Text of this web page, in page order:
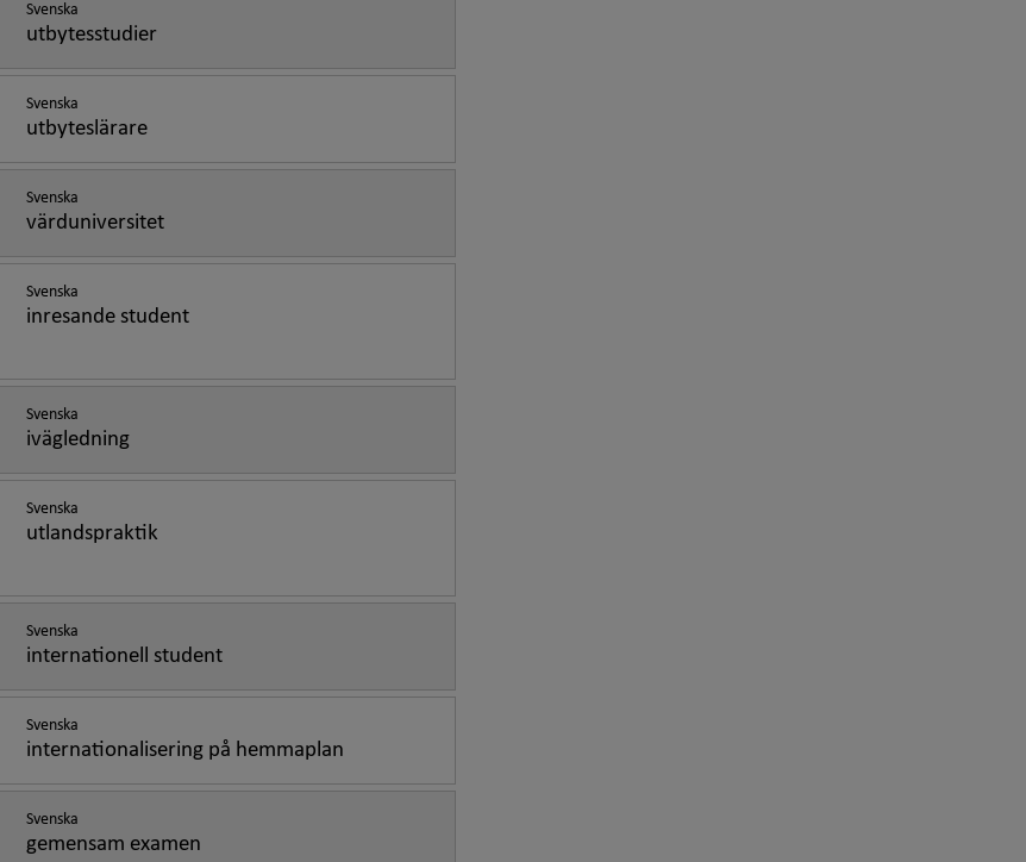
Svenska
utbytesstudier
Svenska
utbyteslärare
Svenska
värduniversitet
Svenska
inresande student
Svenska
ivägledning
Svenska
utlandspraktik
Svenska
internationell student
Svenska
internationalisering på hemmaplan
Svenska
gemensam examen